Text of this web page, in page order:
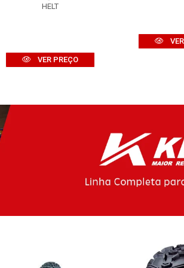
HELT
VER PREÇO